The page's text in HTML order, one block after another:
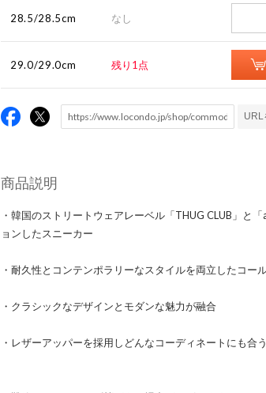
28.5/28.5cm なし
29.0/29.0cm 残り1点
URL
商品説明
・韓国のストリートウェアレーベル「THUG CLUB」と
ョンしたスニーカー
・耐久性とコンテンポラリーなスタイルを両立したコー
・クラシックなデザインとモダンな魅力が融合
・レザーアッパーを採用しどんなコーディネートにも合